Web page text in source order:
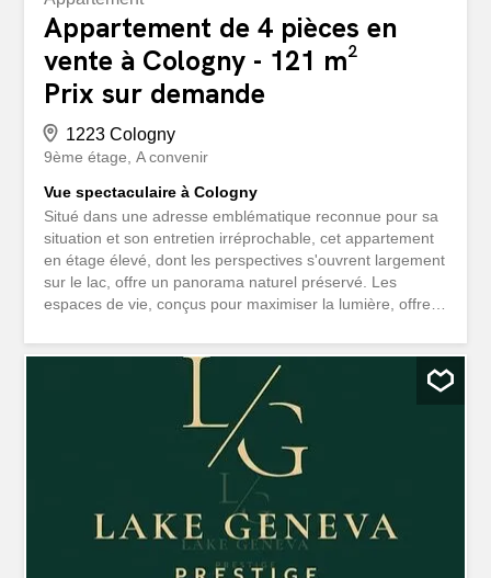
Appartement de 4 pièces en
vente à Cologny - 121 m²
Prix sur demande
1223 Cologny
9ème étage A convenir
Vue spectaculaire à Cologny
Situé dans une adresse emblématique reconnue pour sa
situation et son entretien irréprochable, cet appartement
en étage élevé, dont les perspectives s'ouvrent largement
sur le lac, offre un panorama naturel préservé. Les
espaces de vie, conçus pour maximiser la lumière, offrent
L'espace nuit comprend deux chambres, chacune dotée
de sa propre salle d'eau, garantissant confort et intimité.
Un parking privatif complète ce bien rare. La résidence
propose des prestations exclusives : piscine intérieure,
jacuzzi, salle de jeux, et espaces communs soignés.
Niché dans un environnement calme, bordé d'un parc et
proche des commodités, des écoles, et des transports,
cet appartement conjugue situation privilégiée, bien-être,
et qualité de vie. Parce que chaque client mérite un
royaume